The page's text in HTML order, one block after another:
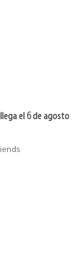
el 6 de agosto